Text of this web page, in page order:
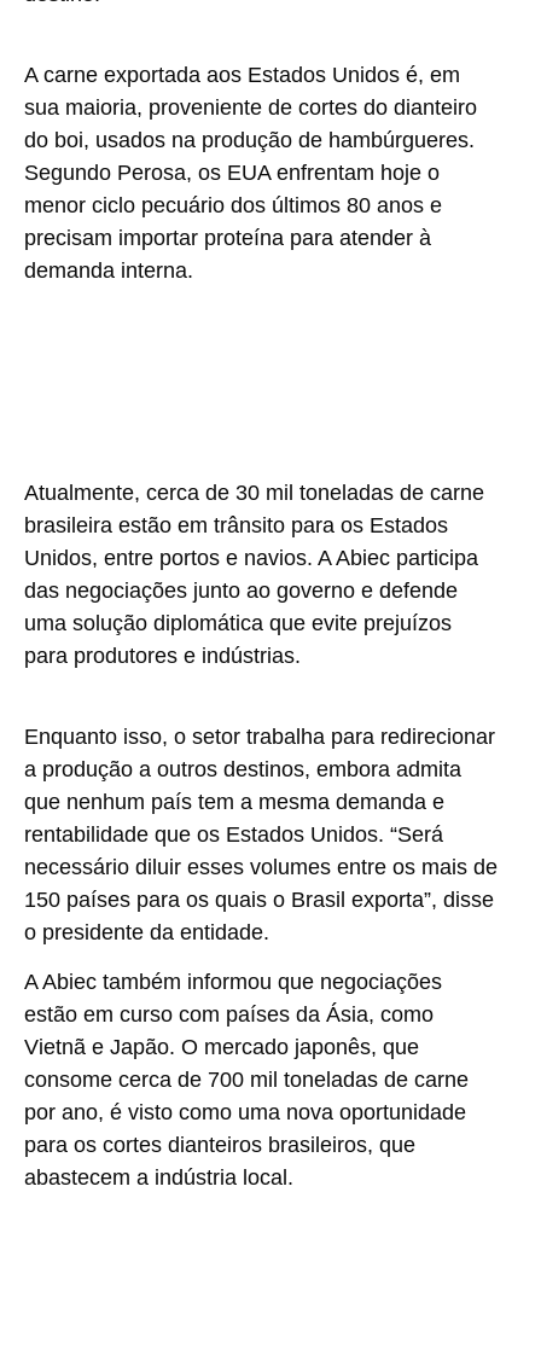
A carne exportada aos Estados Unidos é, em
sua maioria, proveniente de cortes do dianteiro
do boi, usados na produção de hambúrgueres.
Segundo Perosa, os EUA enfrentam hoje o
menor ciclo pecuário dos últimos 80 anos e
precisam importar proteína para atender à
demanda interna.
Atualmente, cerca de 30 mil toneladas de carne
brasileira estão em trânsito para os Estados
Unidos, entre portos e navios. A Abiec participa
das negociações junto ao governo e defende
uma solução diplomática que evite prejuízos
para produtores e indústrias.
Enquanto isso, o setor trabalha para redirecionar
a produção a outros destinos, embora admita
que nenhum país tem a mesma demanda e
rentabilidade que os Estados Unidos. “Será
necessário diluir esses volumes entre os mais de
150 países para os quais o Brasil exporta”, disse
o presidente da entidade.
A Abiec também informou que negociações
estão em curso com países da Ásia, como
Vietnã e Japão. O mercado japonês, que
consome cerca de 700 mil toneladas de carne
por ano, é visto como uma nova oportunidade
para os cortes dianteiros brasileiros, que
abastecem a indústria local.